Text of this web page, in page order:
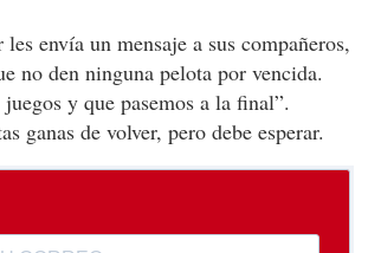
envía un mensaje a sus compañeros,
no den ninguna pelota por vencida.
y que pasemos a la final”.
ganas de volver, pero debe esperar.